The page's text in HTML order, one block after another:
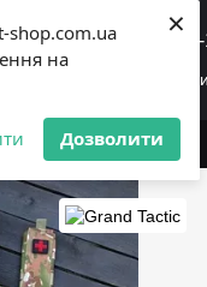
shop.com.ua
на
Дозволити
×
18-19,+38 (095)